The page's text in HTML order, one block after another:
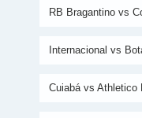
RB Bragantino vs
Internacional vs
Cuiabá vs Athletico